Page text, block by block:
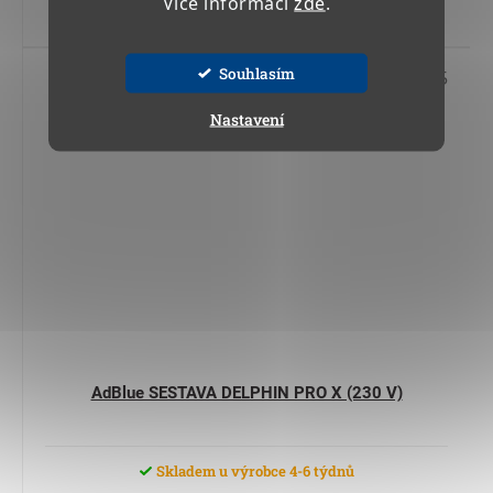
Souhlasím
Nastavení
AdBlue SESTAVA DELPHIN PRO X (230 V)
Skladem u výrobce 4-6 týdnů
11 815